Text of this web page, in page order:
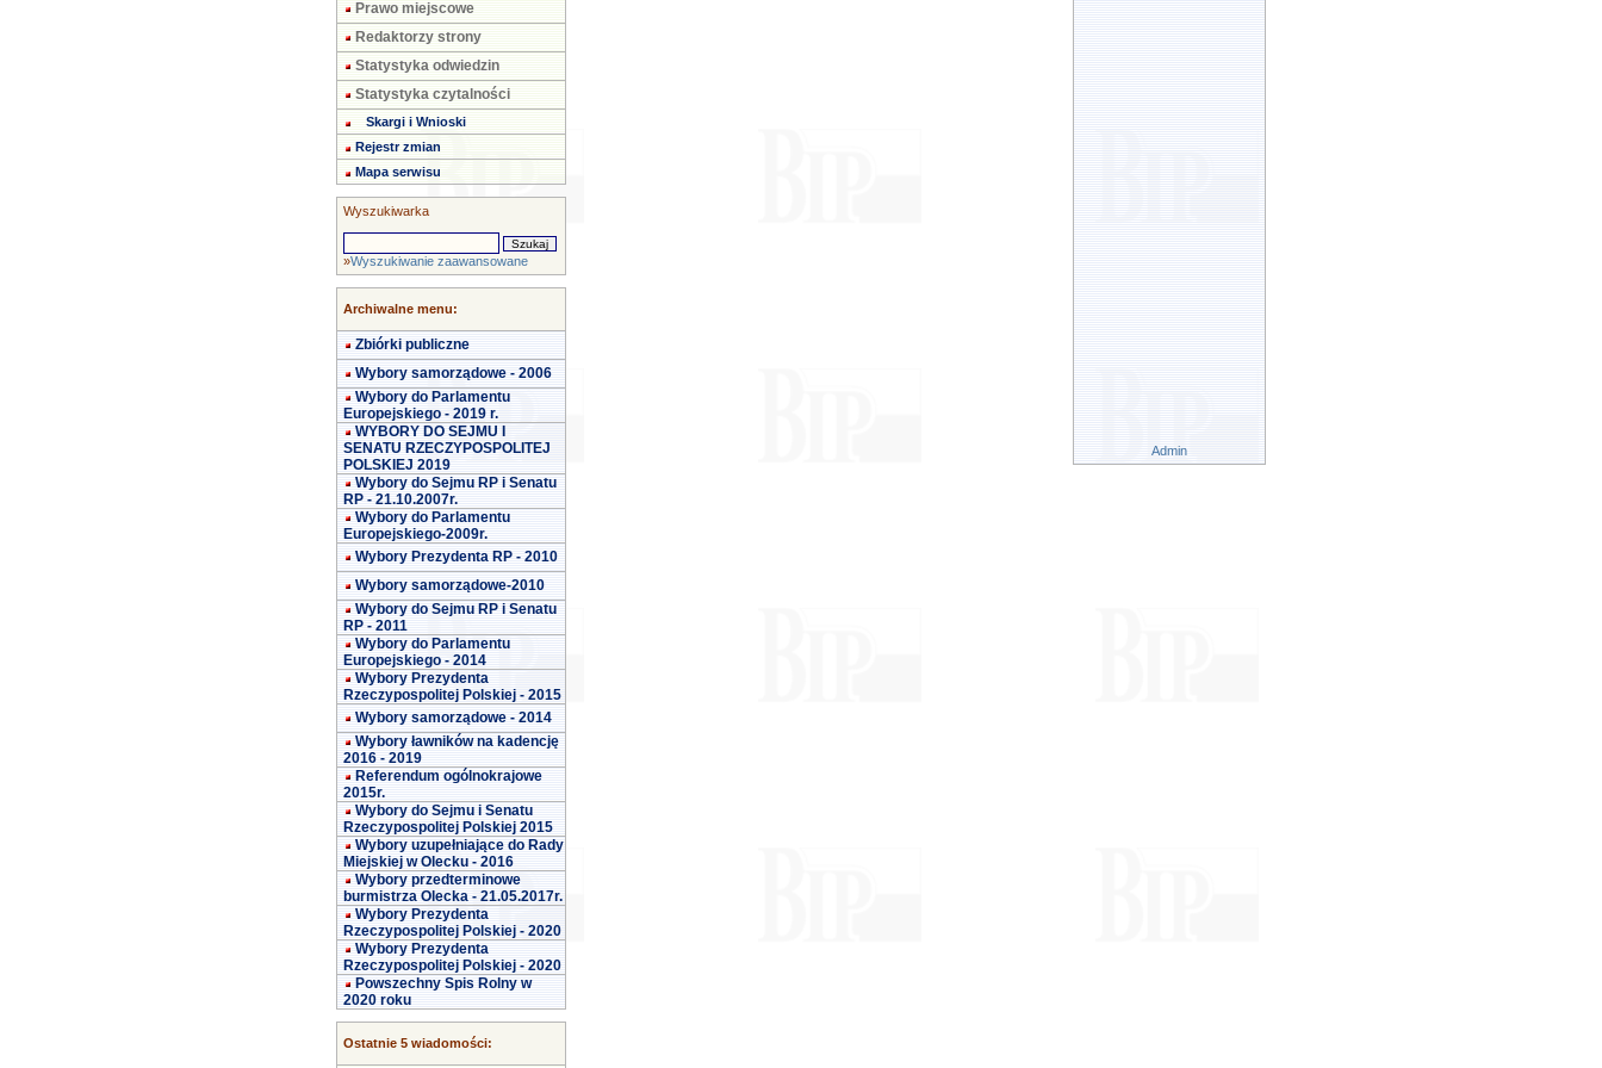
Prawo miejscowe
Redaktorzy strony
Statystyka odwiedzin
Statystyka czytalności
Skargi i Wnioski
Rejestr zmian
Mapa serwisu
Wyszukiwarka
»Wyszukiwanie zaawansowane
Archiwalne menu:
Zbiórki publiczne
Wybory samorządowe - 2006
Wybory do Parlamentu
Europejskiego - 2019 r.
WYBORY DO SEJMU I
SENATU RZECZYPOSPOLITEJ
POLSKIEJ 2019
Wybory do Sejmu RP i Senatu
RP - 21.10.2007r.
Wybory do Parlamentu
Europejskiego-2009r.
Wybory Prezydenta RP - 2010
Wybory samorządowe-2010
Wybory do Sejmu RP i Senatu
RP - 2011
Wybory do Parlamentu
Europejskiego - 2014
Wybory Prezydenta
Rzeczypospolitej Polskiej - 2015
Wybory samorządowe - 2014
Wybory ławników na kadencję
2016 - 2019
Referendum ogólnokrajowe
2015r.
Wybory do Sejmu i Senatu
Rzeczypospolitej Polskiej 2015
Wybory uzupełniające do Rady
Miejskiej w Olecku - 2016
Wybory przedterminowe
burmistrza Olecka - 21.05.2017r.
Wybory Prezydenta
Rzeczypospolitej Polskiej - 2020
Wybory Prezydenta
Rzeczypospolitej Polskiej - 2020
Powszechny Spis Rolny w
2020 roku
Ostatnie 5 wiadomości:
Admin